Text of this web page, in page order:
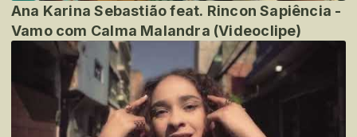
Ana Karina Sebastião feat. Rincon Sapiência -
Vamo com Calma Malandra (Videoclipe)